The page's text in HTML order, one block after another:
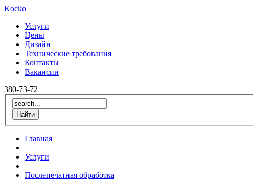
Kocko
Услуги
Цены
Дизайн
Технические требования
Контакты
Вакансии
380-73-72
Главная
Услуги
Послепечатная обработка